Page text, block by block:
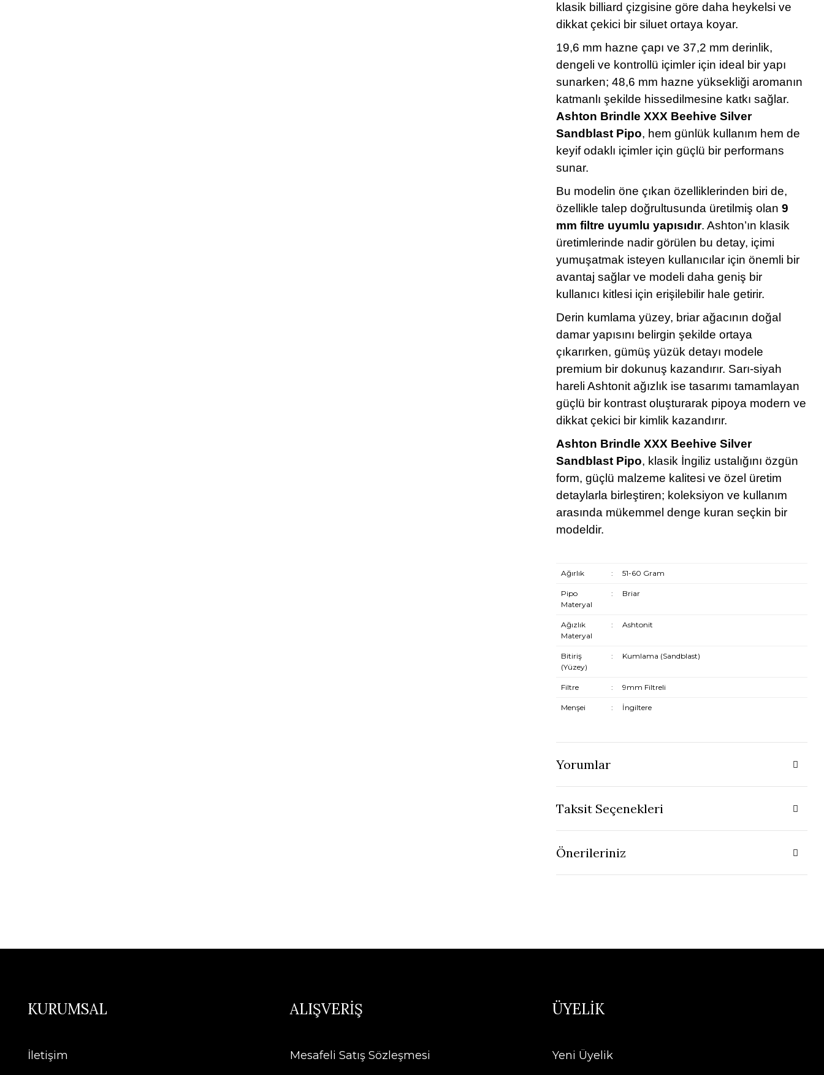
klasik billiard çizgisine göre daha heykelsi ve
dikkat çekici bir siluet ortaya koyar.
19,6 mm hazne çapı ve 37,2 mm derinlik,
dengeli ve kontrollü içimler için ideal bir yapı
sunarken; 48,6 mm hazne yüksekliği aromanın
katmanlı şekilde hissedilmesine katkı sağlar.
Ashton Brindle XXX Beehive Silver
Sandblast Pipo, hem günlük kullanım hem de
keyif odaklı içimler için güçlü bir performans
sunar.
Bu modelin öne çıkan özelliklerinden biri de,
özellikle talep doğrultusunda üretilmiş olan 9
mm filtre uyumlu yapısıdır. Ashton’ın klasik
üretimlerinde nadir görülen bu detay, içimi
yumuşatmak isteyen kullanıcılar için önemli bir
avantaj sağlar ve modeli daha geniş bir
kullanıcı kitlesi için erişilebilir hale getirir.
Derin kumlama yüzey, briar ağacının doğal
damar yapısını belirgin şekilde ortaya
çıkarırken, gümüş yüzük detayı modele
premium bir dokunuş kazandırır. Sarı-siyah
hareli Ashtonit ağızlık ise tasarımı tamamlayan
güçlü bir kontrast oluşturarak pipoya modern ve
dikkat çekici bir kimlik kazandırır.
Ashton Brindle XXX Beehive Silver
Sandblast Pipo, klasik İngiliz ustalığını özgün
form, güçlü malzeme kalitesi ve özel üretim
detaylarla birleştiren; koleksiyon ve kullanım
arasında mükemmel denge kuran seçkin bir
modeldir.
Ağırlık : 51-60 Gram
Pipo
Materyal
: Briar
Ağızlık
Materyal
: Ashtonit
Bitiriş
(Yüzey)
: Kumlama (Sandblast)
Filtre : 9mm Filtreli
Menşei : İngiltere
Yorumlar
Taksit Seçenekleri
Önerileriniz
KURUMSAL
İletişim
ALIŞVERİŞ
Mesafeli Satış Sözleşmesi
ÜYELİK
Yeni Üyelik